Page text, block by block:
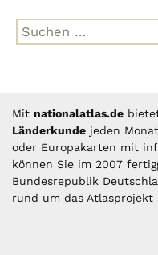
Suche
nach:
Mit nationalatlas.de
Länderkunde jeden
oder Europakarten mit
können Sie im 2007
Bundesrepublik
rund um das Atlasprojekt